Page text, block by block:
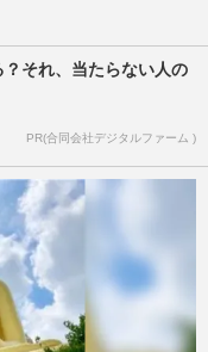
？それ、当たらない人の
PR(合同会社デジタルファーム )